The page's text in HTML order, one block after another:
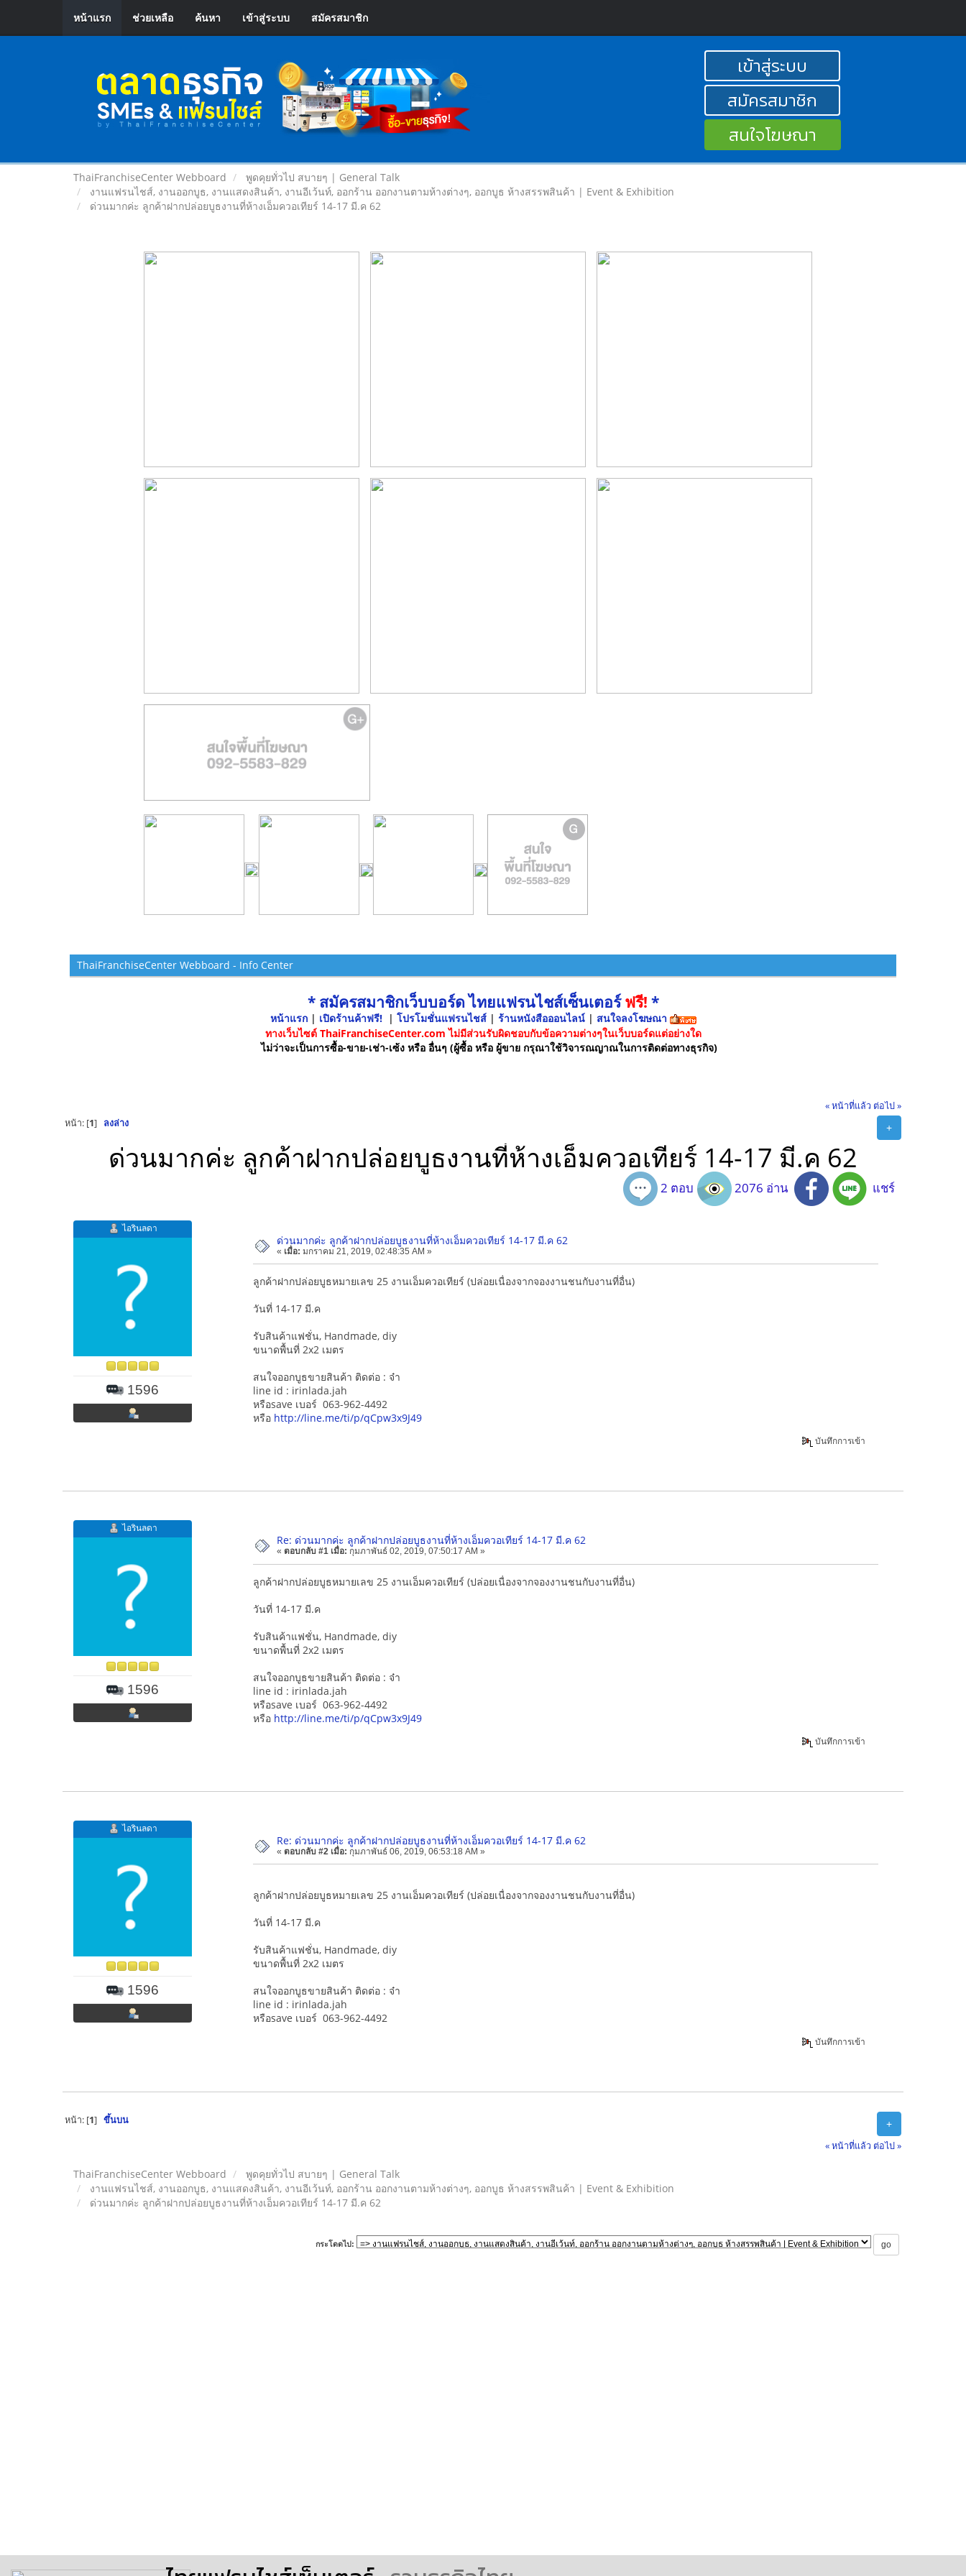
หน้าแรก ช่วยเหลือ ค้นหา เข้าสู่ระบบ สมัครสมาชิก
เข้าสู่ระบบ
สมัครสมาชิก
สนใจโฆษณา
ThaiFranchiseCenter Webboard
พูดคุยทั่วไป สบายๆ | General Talk
งานแฟรนไชส์, งานออกบูธ, งานแสดงสินค้า, งานอีเว้นท์, ออกร้าน ออกงานตามห้างต่างๆ, ออกบูธ ห้างสรรพสินค้า | Event & Exhibition
ด่วนมากค่ะ ลูกค้าฝากปล่อยบูธงานที่ห้างเอ็มควอเทียร์ 14-17 มี.ค 62
ThaiFranchiseCenter Webboard - Info Center
* สมัครสมาชิกเว็บบอร์ด ไทยแฟรนไชส์เซ็นเตอร์ฟรี! *
หน้าแรก| เปิดร้านค้าฟรี! | โปรโมชั่นแฟรนไชส์ | ร้านหนังสือออนไลน์ | สนใจลงโฆษณา
ทางเว็บไซต์ ThaiFranchiseCenter.com ไม่มีส่วนรับผิดชอบกับข้อความต่างๆในเว็บบอร์ดแต่อย่างใด
ไม่ว่าจะเป็นการซื้อ-ขาย-เช่า-เซ้ง หรือ อื่นๆ (ผู้ซื้อ หรือ ผู้ขาย กรุณาใช้วิจารณญาณในการติดต่อทางธุรกิจ)
« หน้าที่แล้ว ต่อไป »
+
หน้า: [1] ลงล่าง
ด่วนมากค่ะ ลูกค้าฝากปล่อยบูธงานที่ห้างเอ็มควอเทียร์ 14-17 มี.ค 62
2 ตอบ 2076 อ่าน แชร์
ไอรินลดา
1596
ด่วนมากค่ะ ลูกค้าฝากปล่อยบูธงานที่ห้างเอ็มควอเทียร์ 14-17 มี.ค 62
« เมื่อ: มกราคม 21, 2019, 02:48:35 AM »
ลูกค้าฝากปล่อยบูธหมายเลข 25 งานเอ็มควอเทียร์ (ปล่อยเนื่องจากจองงานชนกับงานที่อื่น)
วันที่ 14-17 มี.ค
รับสินค้าแฟชั่น, Handmade, diy
ขนาดพื้นที่ 2x2 เมตร
สนใจออกบูธขายสินค้า ติดต่อ : จ๋า
line id : irinlada.jah
หรือsave เบอร์ 063-962-4492
หรือ http://line.me/ti/p/qCpw3x9J49
บันทึกการเข้า
ไอรินลดา
1596
Re: ด่วนมากค่ะ ลูกค้าฝากปล่อยบูธงานที่ห้างเอ็มควอเทียร์ 14-17 มี.ค 62
« ตอบกลับ #1 เมื่อ: กุมภาพันธ์ 02, 2019, 07:50:17 AM »
ลูกค้าฝากปล่อยบูธหมายเลข 25 งานเอ็มควอเทียร์ (ปล่อยเนื่องจากจองงานชนกับงานที่อื่น)
วันที่ 14-17 มี.ค
รับสินค้าแฟชั่น, Handmade, diy
ขนาดพื้นที่ 2x2 เมตร
สนใจออกบูธขายสินค้า ติดต่อ : จ๋า
line id : irinlada.jah
หรือsave เบอร์ 063-962-4492
หรือ http://line.me/ti/p/qCpw3x9J49
บันทึกการเข้า
ไอรินลดา
1596
Re: ด่วนมากค่ะ ลูกค้าฝากปล่อยบูธงานที่ห้างเอ็มควอเทียร์ 14-17 มี.ค 62
« ตอบกลับ #2 เมื่อ: กุมภาพันธ์ 06, 2019, 06:53:18 AM »
ลูกค้าฝากปล่อยบูธหมายเลข 25 งานเอ็มควอเทียร์ (ปล่อยเนื่องจากจองงานชนกับงานที่อื่น)
วันที่ 14-17 มี.ค
รับสินค้าแฟชั่น, Handmade, diy
ขนาดพื้นที่ 2x2 เมตร
สนใจออกบูธขายสินค้า ติดต่อ : จ๋า
line id : irinlada.jah
หรือsave เบอร์ 063-962-4492
บันทึกการเข้า
+
หน้า: [1] ขึ้นบน
« หน้าที่แล้ว ต่อไป »
ThaiFranchiseCenter Webboard
พูดคุยทั่วไป สบายๆ | General Talk
งานแฟรนไชส์, งานออกบูธ, งานแสดงสินค้า, งานอีเว้นท์, ออกร้าน ออกงานตามห้างต่างๆ, ออกบูธ ห้างสรรพสินค้า | Event & Exhibition
ด่วนมากค่ะ ลูกค้าฝากปล่อยบูธงานที่ห้างเอ็มควอเทียร์ 14-17 มี.ค 62
กระโดดไป: